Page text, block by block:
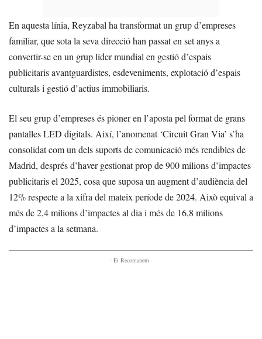
En aquesta línia, Reyzabal ha transformat un grup d’empreses
familiar, que sota la seva direcció han passat en set anys a
convertir-se en un grup líder mundial en gestió d’espais
publicitaris avantguardistes, esdeveniments, explotació d’espais
culturals i gestió d’actius immobiliaris.
El seu grup d’empreses és pioner en l’aposta pel format de grans
pantalles LED digitals. Així, l’anomenat ‘Circuit Gran Via’ s’ha
consolidat com un dels suports de comunicació més rendibles de
Madrid, després d’haver gestionat prop de 900 milions d’impactes
publicitaris el 2025, cosa que suposa un augment d’audiència del
12% respecte a la xifra del mateix període de 2024. Això equival a
més de 2,4 milions d’impactes al dia i més de 16,8 milions
d’impactes a la setmana.
- Et Recomanem -